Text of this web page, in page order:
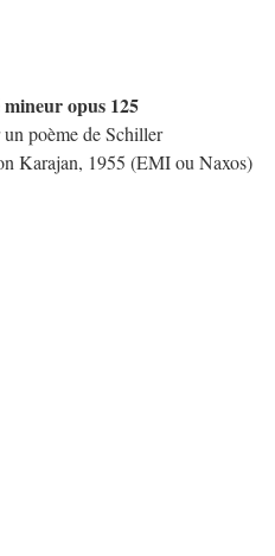
opus 125
poème de Schiller
Karajan, 1955 (EMI ou Naxos)